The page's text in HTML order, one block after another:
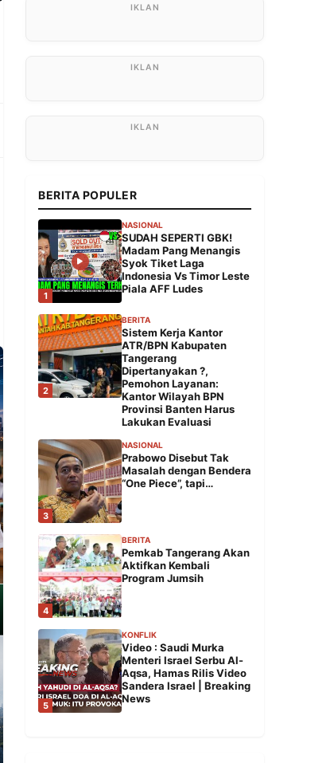
BERITA POPULER
1
NASIONAL
SUDAH SEPERTI GBK!
Madam Pang Menangis
Syok Tiket Laga
Indonesia Vs Timor Leste
Piala AFF Ludes
2
BERITA
Sistem Kerja Kantor
ATR/BPN Kabupaten
Tangerang
Dipertanyakan ?,
Pemohon Layanan:
Kantor Wilayah BPN
Provinsi Banten Harus
Lakukan Evaluasi
3
NASIONAL
Prabowo Disebut Tak
Masalah dengan Bendera
“One Piece”, tapi…
4
BERITA
Pemkab Tangerang Akan
Aktifkan Kembali
Program Jumsih
5
KONFLIK
Video : Saudi Murka
Menteri Israel Serbu Al-
Aqsa, Hamas Rilis Video
Sandera Israel | Breaking
News